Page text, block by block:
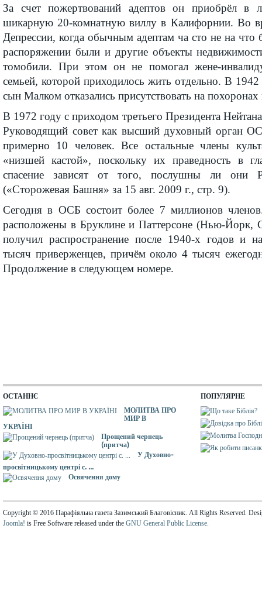
За счет пожертвований адептов он приобрёл в
шикарную 20-комнатную виллу в Калифорнии. Во
Депрессии, когда обычным адептам ча сто не на что
распоряжении были и другие объекты
томобили. При этом он не помогал жене-
семьей, которой приходилось жить отдельно. В
сын Малком отказались присутствовать на
В 1972 году с приходом третьего Президента
Руководящий совет как высший духовный орган
примерно 10 человек. Все остальные члены
«низшей кастой», поскольку их праведность в
спасение зависят от того, послушны ли они
(«Сторожевая Башня» за 15 авг. 2009 г., стр. 9).
Сегодня в ОСБ состоит более 7 миллионов
расположены в Бруклине и Паттерсоне (Нью-
получил распространение после 1940-х годов и
тысяч приверженцев, причём около 4 тысяч
Продолжение в следующем номере.
ОСТАННЄ
МОЛИТВА ПРО
МИР В
УКРАЇНІ
Прощений чернець
(притча)
У Духовно-
просвітницькому центрі с. ...
Освячення дому
ПОПУЛЯРНЕ
Copyright © 2016 Парафіяльна газета Зазимський Благовісник. All Rights Reserved.
Joomla! is Free Software released under the GNU General Public License.